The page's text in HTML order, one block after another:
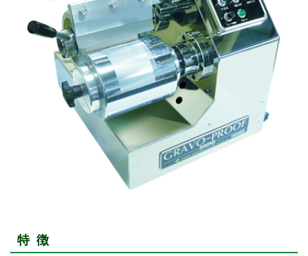
特 徴